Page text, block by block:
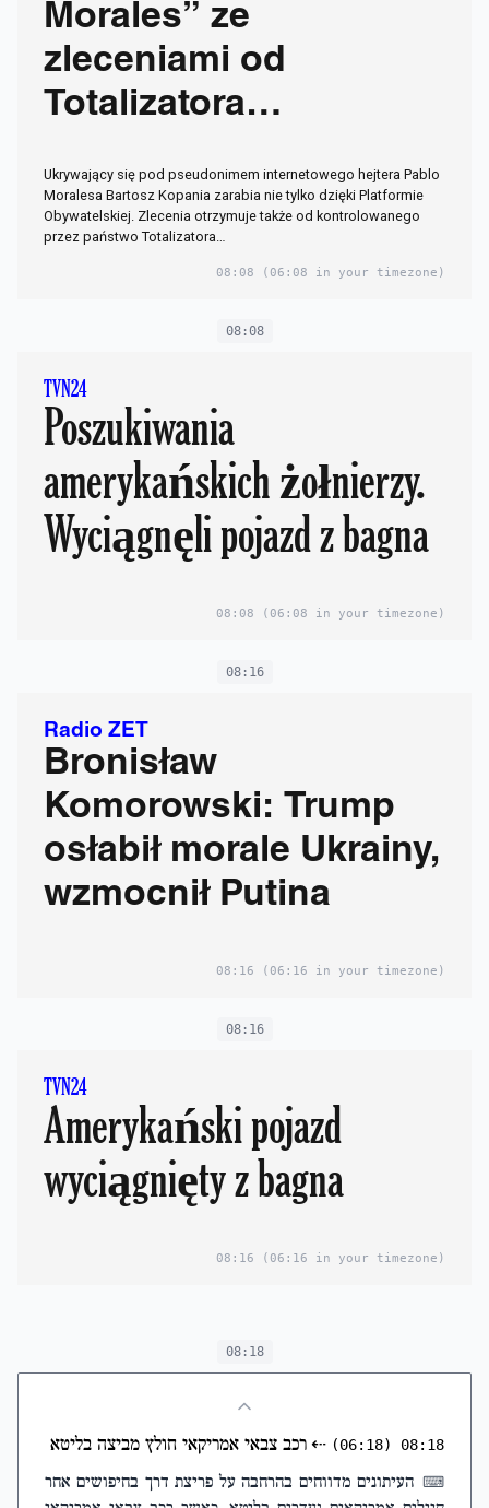
Morales” ze
zleceniami od
Totalizatora
Ukrywający się pod pseudonimem internetowego hejtera Pablo
Moralesa Bartosz Kopania zarabia nie tylko dzięki Platformie
Obywatelskiej. Zlecenia otrzymuje także od kontrolowanego
przez państwo Totalizatora…
08:08 (06:08 in your timezone)
08:08
TVN24
Poszukiwania
amerykańskich żołnierzy.
Wyciągnęli pojazd z bagna
08:08 (06:08 in your timezone)
08:16
Radio ZET
Bronisław
Komorowski: Trump
osłabił morale Ukrainy,
wzmocnił Putina
08:16 (06:16 in your timezone)
08:16
TVN24
Amerykański pojazd
wyciągnięty z bagna
08:16 (06:16 in your timezone)
08:18
08:18
(06:18)
⇠רכב צבאי אמריקאי חולץ מביצה בליטא
⌨ העיתונים מדווחים בהרחבה על פריצת דרך בחיפושים אחר